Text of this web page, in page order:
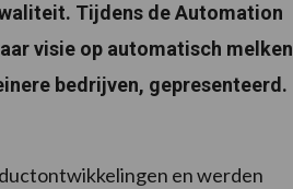
Tijdens de Automation
visie op automatisch melken
bedrijven, gepresenteerd.
en werden